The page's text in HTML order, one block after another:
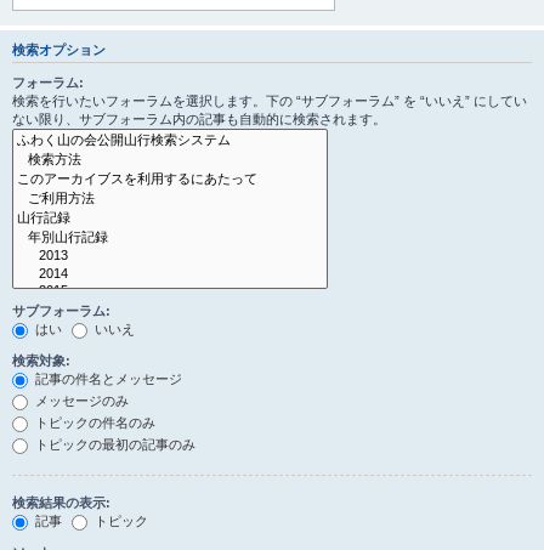
検索オプション
フォーラム:
検索を行いたいフォーラムを選択します。下の “サブフォーラム” を “いいえ” にしてい
ない限り、サブフォーラム内の記事も自動的に検索されます。
サブフォーラム:
はい
いいえ
検索対象:
記事の件名とメッセージ
メッセージのみ
トピックの件名のみ
トピックの最初の記事のみ
検索結果の表示:
記事
トピック